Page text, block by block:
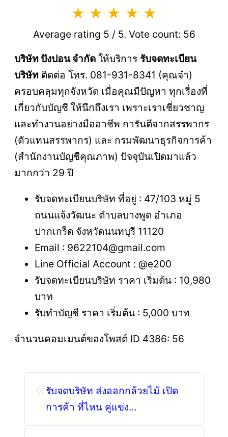
Average rating 5 / 5. Vote count: 56
บริษัท ปังปอน จำกัด ให้บริการ รับจดทะเบียน
บริษัท ติดต่อ โทร. 081-931-8341 (คุณจ๋า)
ครอบคลุมทุกจังหวัด เมื่อคุณมีปัญหา ทุกเรื่องที่
เกี่ยวกับบัญชี ให้นึกถึงเรา เพราะเราเชี่ยวชาญ
และทำงานอย่างมืออาชีพ การันตีจากสรรพากร
(ตัวแทนสรรพากร) และ กรมพัฒนาธุรกิจการค้า
(สำนักงานบัญชีคุณภาพ) ปัจจุบันเปิดมาแล้ว
มากกว่า 29 ปี
รับจดทะเบียนบริษัท ที่อยู่ : 47/103 หมู่ 5
ถนนแจ้งวัฒนะ ตำบลบางพูด อำเภอ
ปากเกร็ด จังหวัดนนทบุรี 11120
Email : 9622104@gmail.com
Line Official Account : @e200
รับจดทะเบียนบริษัท ราคา เริ่มต้น : 10,980
บาท
รับทำบัญชี ราคา เริ่มต้น : 5,000 บาท
จำนวนคอมเมนต์ของโพสต์ ID 4386: 56
รับจดบริษัท ส่งออกกล้วยไม้ เปิด
การค้า ที่ไหน คู่แข่ง